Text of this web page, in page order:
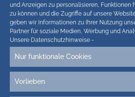
und Anzeigen zu personalisieren, Funktionen
zu können und die Zugriffe auf unsere
geben wir Informationen zu Ihrer Nutzung
Partner für soziale Medien, Werbung und
Unsere Datenschutzhinweise -
Nur funktionale Cookies
Vorlieben
vor. Die Redaktion!
Tags